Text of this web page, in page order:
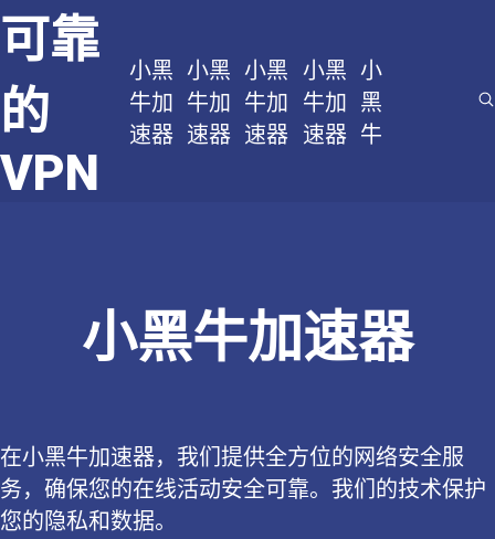
可靠
的
VPN
小黑
牛加
速器
小黑
牛加
速器
小黑
牛加
速器
小黑
牛加
速器
小
黑
牛
小黑牛加速器
在小黑牛加速器，我们提供全方位的网络安全服
务，确保您的在线活动安全可靠。我们的技术保护
您的隐私和数据。